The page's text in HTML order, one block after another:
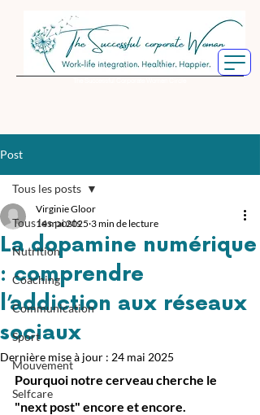
Post
Tous les posts
Nutrition
Coaching
Communication
Sport
Mouvement
Selfcare
Tous les posts
La dopamine numérique
: comprendre
l’addiction aux réseaux
sociaux
Virginie Gloor
14 mai 2025 3 min de lecture
Dernière mise à jour : 24 mai 2025
Pourquoi notre cerveau cherche le
"next post" encore et encore.